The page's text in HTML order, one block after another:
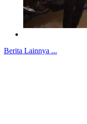
Berita Lainnya ...